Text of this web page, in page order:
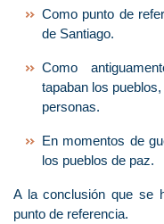
Como punto de
de Santiago.
Como
tapaban los
personas.
En momentos de
los pueblos de paz.
A la conclusión que se
punto de referencia.